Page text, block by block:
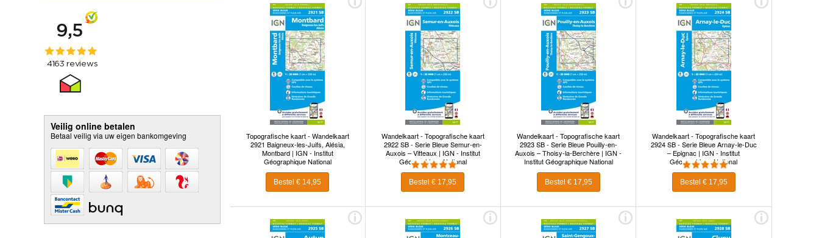
Veilig online betalen
Betaal veilig via uw eigen bankomgeving
Topografische kaart - Wandelkaart
2921 Baigneux-les-Juifs, Alésia,
Montbard | IGN - Institut
Géographique National
Bestel € 14,95
Wandelkaart - Topografische kaart
2922 SB - Serie Bleue Semur-en-
Auxois – Vitteaux | IGN - Institut
Géographique National
Bestel € 17,95
Wandelkaart - Topografische kaart
2923 SB - Serie Bleue Pouilly-en-
Auxois – Thoisy-la-Berchère | IGN -
Institut Géographique National
Bestel € 17,95
Wandelkaart - Topografische kaart
2924 SB - Serie Bleue Arnay-le-Duc
– Epignac | IGN - Institut
Géographique National
Bestel € 17,95